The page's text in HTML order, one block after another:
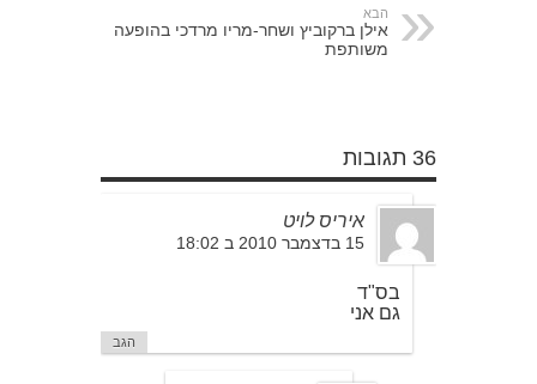
הבא
אילן ברקוביץ ושחר-מריו מרדכי בהופעה
משותפת
36 תגובות
איריס לויט
15 בדצמבר 2010 ב 18:02
בס"ד
גם אני
הגב